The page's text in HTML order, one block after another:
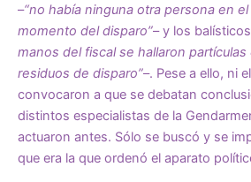
–“no había ninguna otra persona en
momento del disparo”– y los
manos del fiscal se hallaron
residuos de disparo”–. Pese a ello, ni
convocaron a que se debatan
distintos especialistas de la
actuaron antes. Sólo se buscó y se
que era la que ordenó el aparato